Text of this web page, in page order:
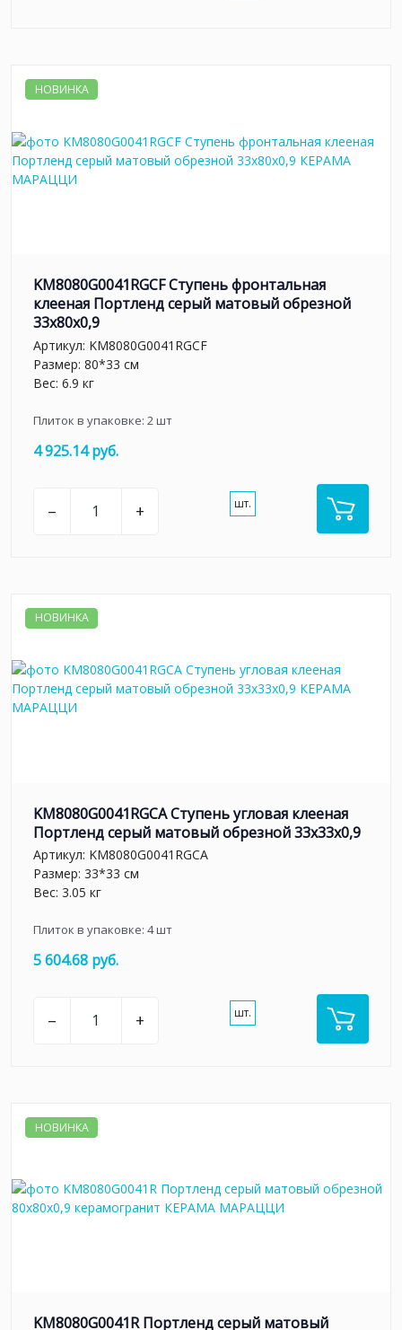
НОВИНКА
KM8080G0041RGCF Ступень фронтальная
клееная Портленд серый матовый обрезной
33x80x0,9
Артикул: KM8080G0041RGCF
Размер: 80*33 см
Вес: 6.9 кг
Плиток в упаковке: 2шт
4 925.14 руб.
– + шт.
НОВИНКА
KM8080G0041RGCA Ступень угловая клееная
Портленд серый матовый обрезной 33x33x0,9
Артикул: KM8080G0041RGCA
Размер: 33*33 см
Вес: 3.05 кг
Плиток в упаковке: 4шт
5 604.68 руб.
– + шт.
НОВИНКА
KM8080G0041R Портленд серый матовый